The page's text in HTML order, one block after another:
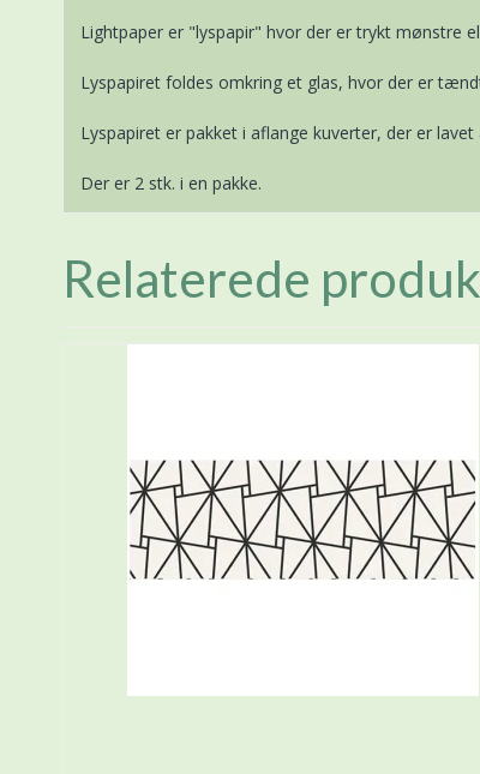
Lightpaper er "lyspapir" hvor der er trykt mønstre
Lyspapiret foldes omkring et glas, hvor der er
Lyspapiret er pakket i aflange kuverter, der er lavet
Der er 2 stk. i en pakke.
Relaterede